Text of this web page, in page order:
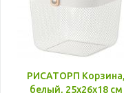
РИСАТОРП
белый, 25x26x18 см